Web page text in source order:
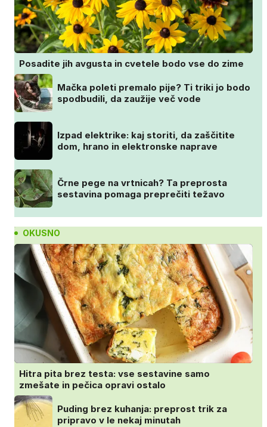
Posadite jih avgusta in cvetele bodo vse do zime
Mačka poleti premalo pije? Ti triki jo bodo
spodbudili, da zaužije več vode
Izpad elektrike: kaj storiti, da zaščitite
dom, hrano in elektronske naprave
Črne pege na vrtnicah? Ta preprosta
sestavina pomaga preprečiti težavo
OKUSNO
Hitra pita brez testa: vse sestavine samo
zmešate in pečica opravi ostalo
Puding brez kuhanja: preprost trik za
pripravo v le nekaj minutah